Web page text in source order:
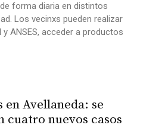
forma diaria en distintos
Los vecinxs pueden realizar
ANSES, acceder a productos
en Avellaneda: se
cuatro nuevos casos